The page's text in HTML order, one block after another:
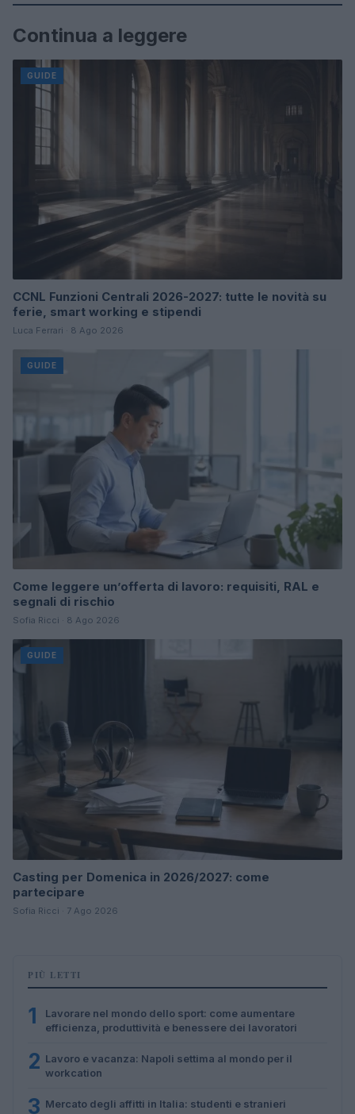
Continua a leggere
GUIDE
CCNL Funzioni Centrali 2026-2027: tutte le novità su
ferie, smart working e stipendi
Luca Ferrari · 8 Ago 2026
GUIDE
Come leggere un’offerta di lavoro: requisiti, RAL e
segnali di rischio
Sofia Ricci · 8 Ago 2026
GUIDE
Casting per Domenica in 2026/2027: come
partecipare
Sofia Ricci · 7 Ago 2026
PIÙ LETTI
1
Lavorare nel mondo dello sport: come aumentare
efficienza, produttività e benessere dei lavoratori
2 Lavoro e vacanza: Napoli settima al mondo per il
workcation
3 Mercato degli affitti in Italia: studenti e stranieri